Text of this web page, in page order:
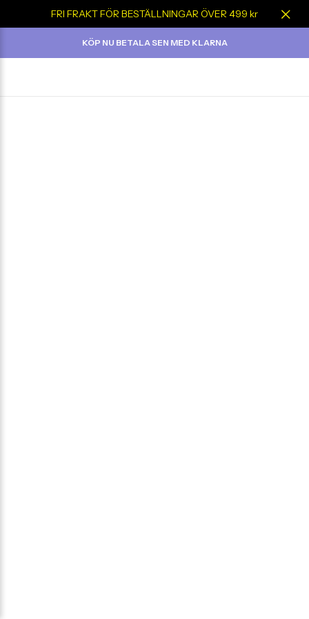
FRI FRAKT FÖR BESTÄLLNINGAR ÖVER 499 kr
KÖP NU BETALA SEN MED KLARNA